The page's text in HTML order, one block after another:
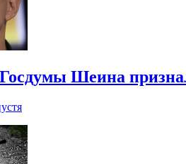
Госдумы Шеина